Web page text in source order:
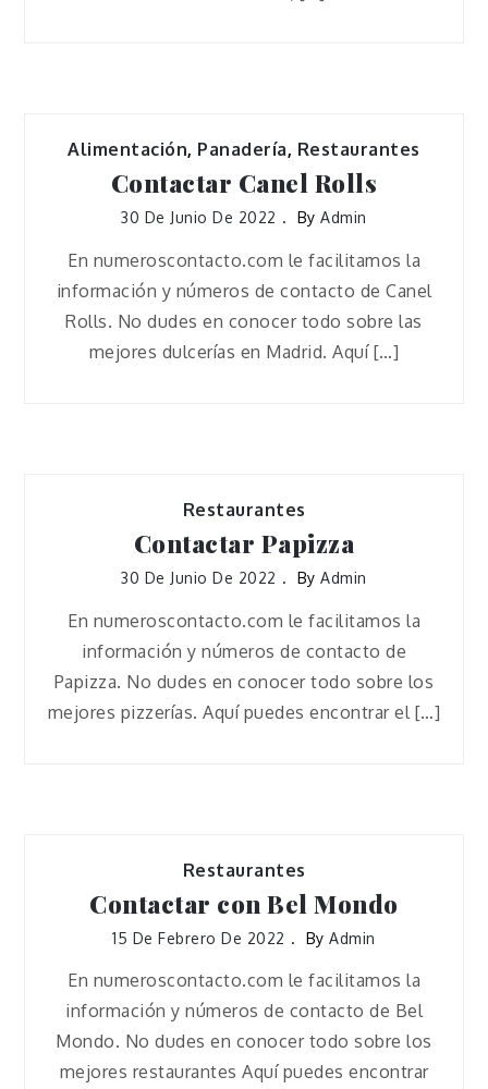
Alimentación, Panadería, Restaurantes
Contactar Canel Rolls
30 De Junio De 2022 ByAdmin
En numeroscontacto.com le facilitamos la
información y números de contacto de Canel
Rolls. No dudes en conocer todo sobre las
mejores dulcerías en Madrid. Aquí […]
Restaurantes
Contactar Papizza
30 De Junio De 2022 ByAdmin
En numeroscontacto.com le facilitamos la
información y números de contacto de
Papizza. No dudes en conocer todo sobre los
mejores pizzerías. Aquí puedes encontrar el […]
Restaurantes
Contactar con Bel Mondo
15 De Febrero De 2022 ByAdmin
En numeroscontacto.com le facilitamos la
información y números de contacto de Bel
Mondo. No dudes en conocer todo sobre los
mejores restaurantes Aquí puedes encontrar